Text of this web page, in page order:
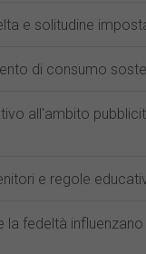
e solitudine
di consumo
all'ambito
e regole
la fedeltà